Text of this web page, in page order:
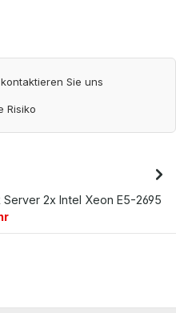
Sie uns
Risiko
Server 2x Intel Xeon E5-2695